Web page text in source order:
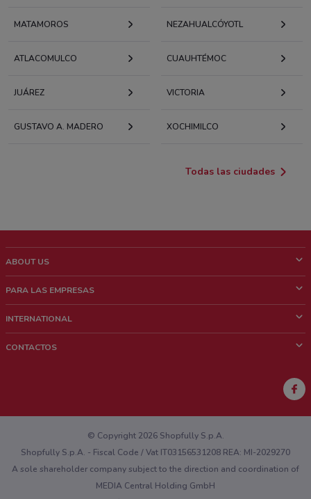
MATAMOROS NEZAHUALCÓYOTL
ATLACOMULCO CUAUHTÉMOC
JUÁREZ VICTORIA
GUSTAVO A. MADERO XOCHIMILCO
Todas las ciudades
ABOUT US
¿Quiénes Somos?
Trabaja con nosotros
PARA LAS EMPRESAS
Contacto comercial
INTERNATIONAL
CONTACTOS
¿Encontraste un problema en la web o en la aplicación?
© Copyright 2026 Shopfully S.p.A.
Shopfully S.p.A. - Fiscal Code / Vat IT03156531208 REA: MI-2029270
A sole shareholder company subject to the direction and coordination of
MEDIA Central Holding GmbH